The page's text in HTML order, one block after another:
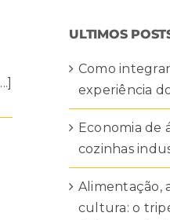
ULTIMOS
Como integrar
experiência
Economia de
cozinhas
Alimentação,
cultura: o